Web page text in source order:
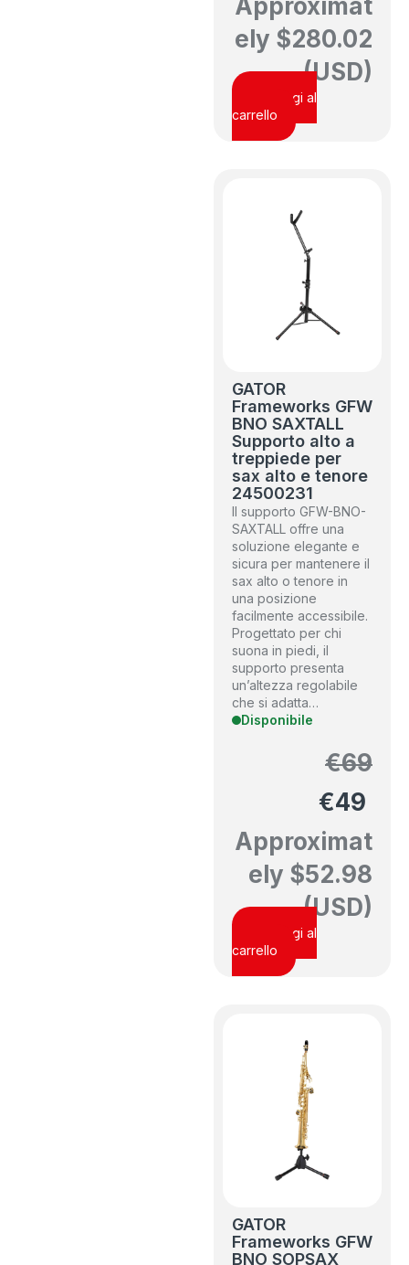
Approximat
ely $280.02
(USD)
Aggiungi al
carrello
GATOR
Frameworks GFW
BNO SAXTALL
Supporto alto a
treppiede per
sax alto e tenore
24500231
Il supporto GFW-BNO-
SAXTALL offre una
soluzione elegante e
sicura per mantenere il
sax alto o tenore in
una posizione
facilmente accessibile.
Progettato per chi
suona in piedi, il
supporto presenta
un’altezza regolabile
che si adatta…
Disponibile
€69
€49
Approximat
ely $52.98
(USD)
Aggiungi al
carrello
GATOR
Frameworks GFW
BNO SOPSAX